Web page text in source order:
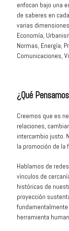
enfocan bajo una
de saberes en
varias
Economía,
Normas, Energía,
Comunicaciones,
¿Qué
Creemos que es
relaciones,
intercambio justo.
la promoción de la
Hablamos de
vínculos de
históricas de
proyección
herramienta